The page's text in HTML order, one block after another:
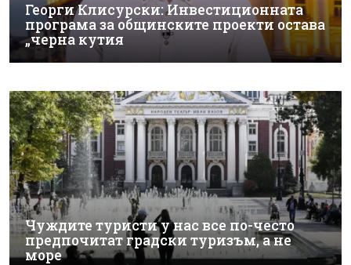
Георги Клисурски: Инвестиционната
програма за общинските проекти остава
„черна кутия
Чуждите туристи у нас все по-често
предпочитат градски туризъм, а не
море